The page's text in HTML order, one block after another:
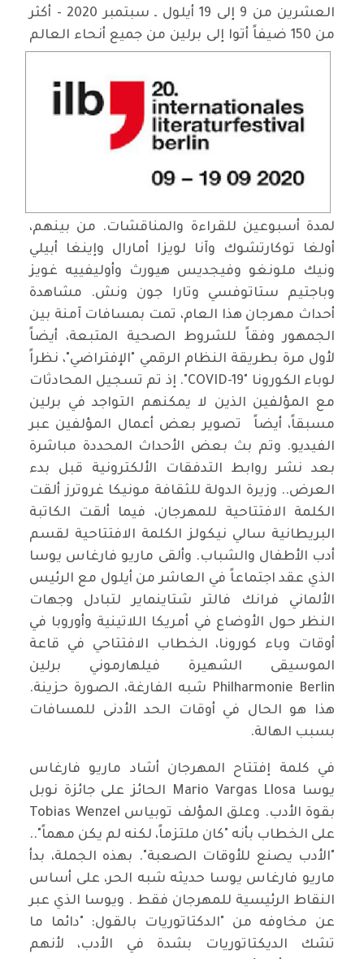
العشرين من 9 إلى 19 أيلول ـ سبتمبر 2020 - أكثر
من 150 ضيفاً أتوا إلى برلين من جميع أنحاء
العالم
لمدة أسبوعين للقراءة والمناقشات. من بينهم،
أولغا توكارتشوك وآنا لويزا أمارال وإينغا أبيلي
ونيك ملونغو وفيجديس هيورث وأوليفييه غويز
وباجتيم ستاتوفسي وتارا جون ونش. مشاهدة
أحداث مهرجان هذا العام، تمت بمسافات آمنة بين
الجمهور وفقاً للشروط الصحية المتبعة، أيضاً
لأول مرة بطريقة النظام الرقمي "الإفتراضي"، نظراً
لوباء الكورونا "COVID-19". إذ تم تسجيل المحادثات
مع المؤلفين الذين لا يمكنهم التواجد في برلين
مسبقاً، أيضاً تصوير بعض أعمال المؤلفين عبر
الفيديو. وتم بث بعض الأحداث المحددة مباشرة
بعد نشر روابط التدفقات الألكترونية قبل بدء
العرض.. وزيرة الدولة للثقافة مونيكا غروترز ألقت
الكلمة الافتتاحية للمهرجان، فيما ألقت الكاتبة
البريطانية سالي نيكولز الكلمة الافتتاحية لقسم
أدب الأطفال والشباب. وألقى ماريو فارغاس يوسا
الذي عقد اجتماعاً في العاشر من أيلول مع الرئيس
الألماني فرانك فالتر شتاينماير لتبادل وجهات
النظر حول الأوضاع في أمريكا اللاتينية وأوروبا في
أوقات وباء كورونا، الخطاب الافتتاحي في قاعة
الموسيقى الشهيرة فيلهارموني برلين
Philharmonie Berlin شبه الفارغة، الصورة حزينة.
هذا هو الحال في أوقات الحد الأدنى للمسافات
بسبب الهالة.
في كلمة إفتتاح المهرجان أشاد ماريو فارغاس
يوسا Mario Vargas Llosa الحائز على جائزة نوبل
بقوة الأدب. وعلق المؤلف توبياس Tobias Wenzel
على الخطاب بأنه "كان ملتزماً، لكنه لم يكن مهماً"..
"الأدب يصنع للأوقات الصعبة". بهذه الجملة، بدأ
ماريو فارغاس يوسا حديثه شبه الحر، على أساس
النقاط الرئيسية للمهرجان فقط . ويوسا الذي عبر
عن مخاوفه من "الدكتاتوريات بالقول: "دائما ما
تشك الديكتاتوريات بشدة في الأدب، لأنهم